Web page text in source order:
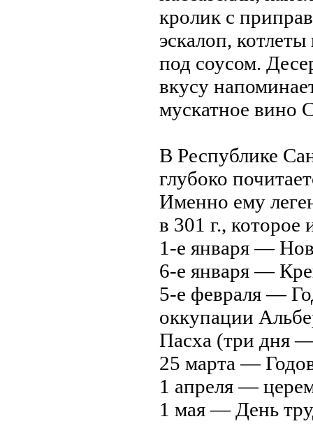
кролик с
эскалоп,
под соусом.
вкусу
мускатное вино
В Республике
глубоко
Именно ему
в 301 г., которое
1-е января —
6-е января —
5-е февраля —
оккупации
Пасха (три дня
25 марта —
1 апреля —
1 мая — День